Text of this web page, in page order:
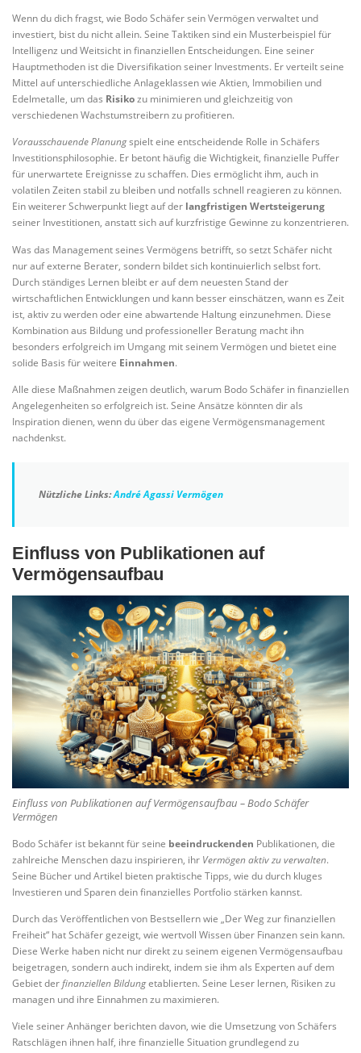
Wenn du dich fragst, wie Bodo Schäfer sein Vermögen verwaltet und
investiert, bist du nicht allein. Seine Taktiken sind ein Musterbeispiel für
Intelligenz und Weitsicht in finanziellen Entscheidungen. Eine seiner
Hauptmethoden ist die Diversifikation seiner Investments. Er verteilt seine
Mittel auf unterschiedliche Anlageklassen wie Aktien, Immobilien und
Edelmetalle, um das Risikozu minimieren und gleichzeitig von
verschiedenen Wachstumstreibern zu profitieren.
Vorausschauende Planungspielt eine entscheidende Rolle in Schäfers
Investitionsphilosophie. Er betont häufig die Wichtigkeit, finanzielle Puffer
für unerwartete Ereignisse zu schaffen. Dies ermöglicht ihm, auch in
volatilen Zeiten stabil zu bleiben und notfalls schnell reagieren zu können.
Ein weiterer Schwerpunkt liegt auf der langfristigen Wertsteigerung
seiner Investitionen, anstatt sich auf kurzfristige Gewinne zu konzentrieren.
Was das Management seines Vermögens betrifft, so setzt Schäfer nicht
nur auf externe Berater, sondern bildet sich kontinuierlich selbst fort.
Durch ständiges Lernen bleibt er auf dem neuesten Stand der
wirtschaftlichen Entwicklungen und kann besser einschätzen, wann es Zeit
ist, aktiv zu werden oder eine abwartende Haltung einzunehmen. Diese
Kombination aus Bildung und professioneller Beratung macht ihn
besonders erfolgreich im Umgang mit seinem Vermögen und bietet eine
solide Basis für weitere Einnahmen.
Alle diese Maßnahmen zeigen deutlich, warum Bodo Schäfer in finanziellen
Angelegenheiten so erfolgreich ist. Seine Ansätze könnten dir als
Inspiration dienen, wenn du über das eigene Vermögensmanagement
nachdenkst.
Nützliche Links:André Agassi Vermögen
Einfluss von Publikationen auf
Vermögensaufbau
Einfluss von Publikationen auf Vermögensaufbau – Bodo Schäfer
Vermögen
Bodo Schäfer ist bekannt für seine beeindruckenden Publikationen, die
zahlreiche Menschen dazu inspirieren, ihr Vermögen aktiv zu verwalten.
Seine Bücher und Artikel bieten praktische Tipps, wie du durch kluges
Investieren und Sparen dein finanzielles Portfolio stärken kannst.
Durch das Veröffentlichen von Bestsellern wie „Der Weg zur finanziellen
Freiheit“ hat Schäfer gezeigt, wie wertvoll Wissen über Finanzen sein kann.
Diese Werke haben nicht nur direkt zu seinem eigenen Vermögensaufbau
beigetragen, sondern auch indirekt, indem sie ihm als Experten auf dem
Gebiet derfinanziellen Bildungetablierten. Seine Leser lernen, Risiken zu
managen und ihre Einnahmen zu maximieren.
Viele seiner Anhänger berichten davon, wie die Umsetzung von Schäfers
Ratschlägen ihnen half, ihre finanzielle Situation grundlegend zu